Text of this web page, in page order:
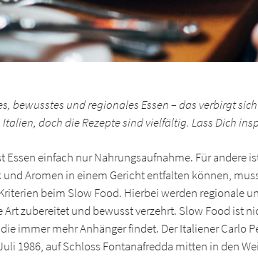
bewusstes und regionales Essen – das verbirgt
Italien, doch die Rezepte sind vielfältig. Lass Dich
Essen einfach nur Nahrungsaufnahme. Für andere
und Aromen in einem Gericht entfalten können,
beim Slow Food. Hierbei werden regionale
zubereitet und bewusst verzehrt. Slow Food ist
immer mehr Anhänger findet. Der Italiener Carlo
1986, auf Schloss Fontanafredda mitten in den